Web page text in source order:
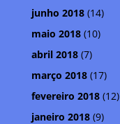
junho 2018(14)
maio 2018(10)
abril 2018(7)
março 2018(17)
fevereiro 2018(12)
janeiro 2018(9)